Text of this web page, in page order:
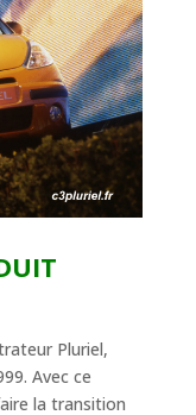
Pluriel,
Avec ce
la transition